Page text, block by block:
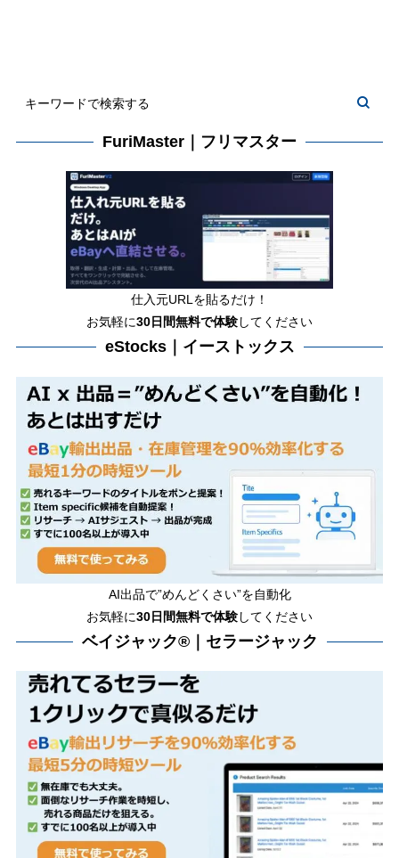
FuriMaster｜フリマスター
仕入元URLを貼るだけ！
お気軽に30日間無料で体験してください
eStocks｜イーストックス
AI出品で”めんどくさい”を自動化
お気軽に30日間無料で体験してください
ベイジャック®｜セラージャック